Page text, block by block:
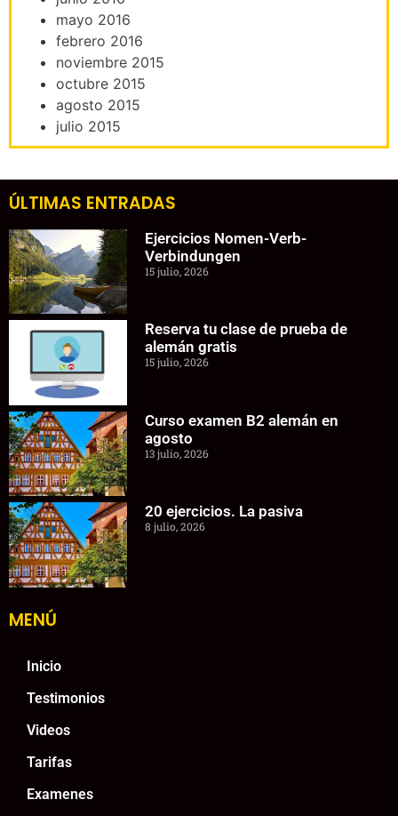
mayo 2016
febrero 2016
noviembre 2015
octubre 2015
agosto 2015
julio 2015
ÚLTIMAS ENTRADAS
Ejercicios Nomen-Verb-
Verbindungen
15 julio, 2026
Reserva tu clase de prueba de
alemán gratis
15 julio, 2026
Curso examen B2 alemán en
agosto
13 julio, 2026
20 ejercicios. La pasiva
8 julio, 2026
MENÚ
Inicio
Testimonios
Videos
Tarifas
Examenes